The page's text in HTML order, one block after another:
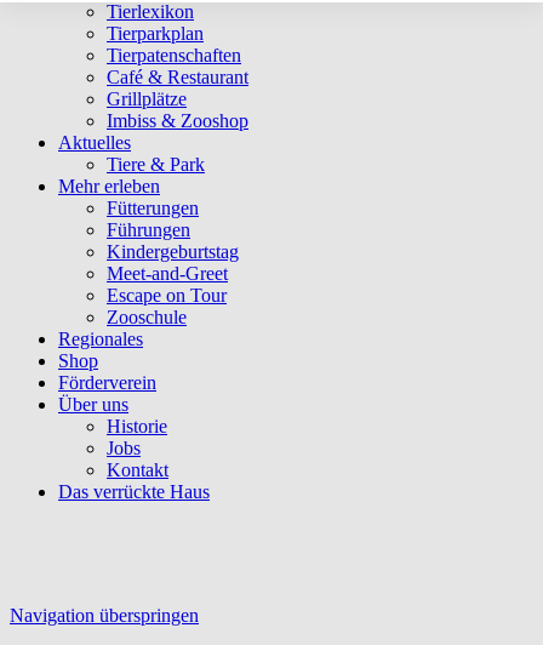
Tierlexikon
Tierparkplan
Tierpatenschaften
Café & Restaurant
Grillplätze
Imbiss & Zooshop
Aktuelles
Tiere & Park
Mehr erleben
Fütterungen
Führungen
Kindergeburtstag
Meet-and-Greet
Escape on Tour
Zooschule
Regionales
Shop
Förderverein
Über uns
Historie
Jobs
Kontakt
Das verrückte Haus
Navigation überspringen